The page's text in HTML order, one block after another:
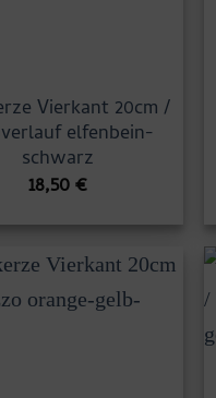
Vierkant 20cm /
elfenbein-
schwarz
18,50€